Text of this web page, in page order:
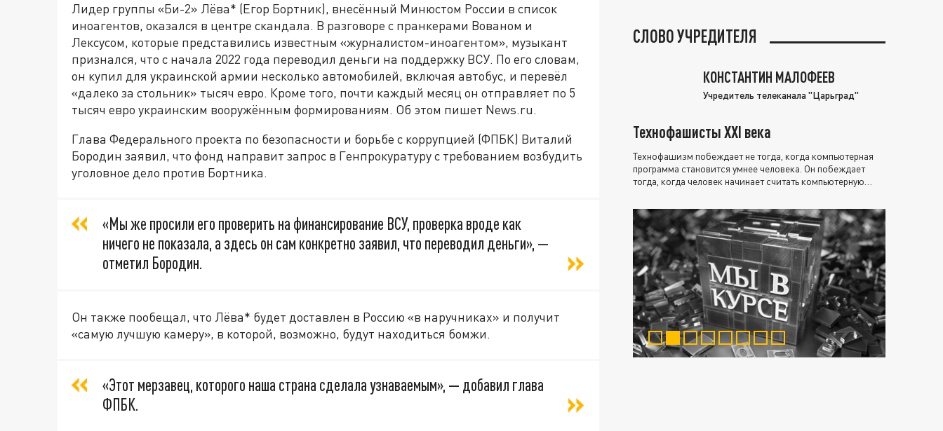
Лидер группы «Би-2» Лёва* (Егор Бортник), внесённый Минюстом России в список
иноагентов, оказался в центре скандала. В разговоре с пранкерами Вованом и
Лексусом, которые представились известным «журналистом-иноагентом», музыкант
признался, что с начала 2022 года переводил деньги на поддержку ВСУ. По его словам,
он купил для украинской армии несколько автомобилей, включая автобус, и перевёл
«далеко за стольник» тысяч евро. Кроме того, почти каждый месяц он отправляет по 5
тысяч евро украинским вооружённым формированиям. Об этом пишет News.ru.
Глава Федерального проекта по безопасности и борьбе с коррупцией (ФПБК) Виталий
Бородин заявил, что фонд направит запрос в Генпрокуратуру с требованием возбудить
уголовное дело против Бортника.
«Мы же просили его проверить на финансирование ВСУ, проверка вроде как
ничего не показала, а здесь он сам конкретно заявил, что переводил деньги», —
отметил Бородин.
Он также пообещал, что Лёва* будет доставлен в Россию «в наручниках» и получит
«самую лучшую камеру», в которой, возможно, будут находиться бомжи.
«Этот мерзавец, которого наша страна сделала узнаваемым», — добавил глава
ФПБК.
СЛОВО УЧРЕДИТЕЛЯ
КОНСТАНТИН МАЛОФЕЕВ
Учредитель телеканала "Царьград"
Технофашисты XXI века
Технофашизм побеждает не тогда, когда компьютерная
программа становится умнее человека. Он побеждает
тогда, когда человек начинает считать компьютерную